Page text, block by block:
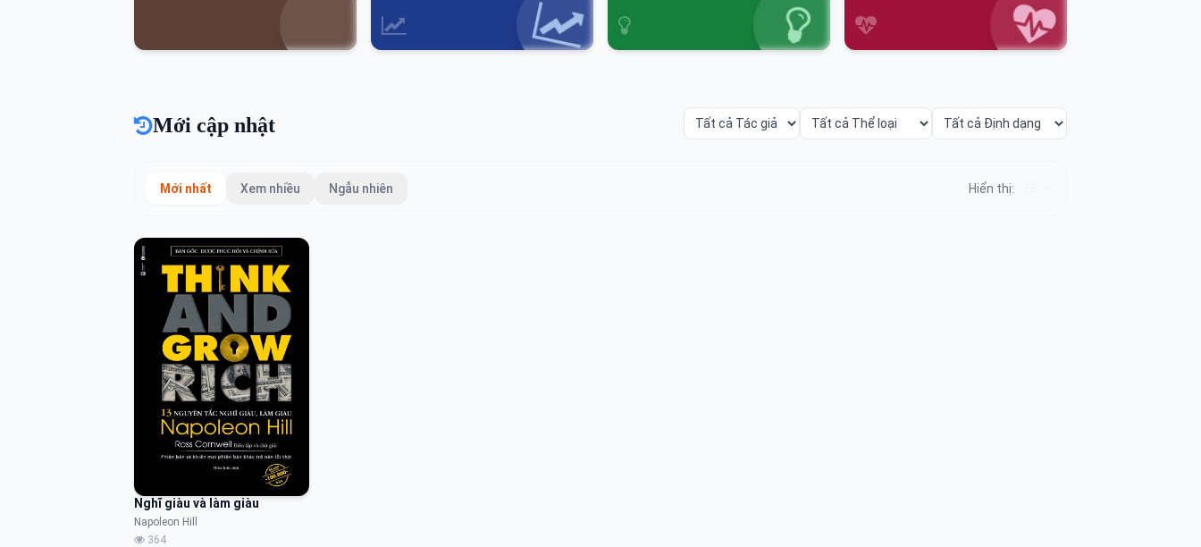
Mới cập nhật
Mới nhất Xem nhiều Ngẫu nhiên Hiển thị:
Nghĩ giàu và làm giàu
Napoleon Hill
364